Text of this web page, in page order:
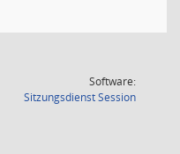
Software:
SitzungsdienstSession(Wird in